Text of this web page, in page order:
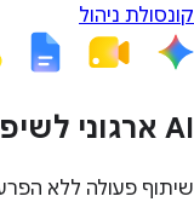
קונסולת ניהול
‫AI ארגוני לשיפור הפרודוקטיביות
שיתוף פעולה ללא